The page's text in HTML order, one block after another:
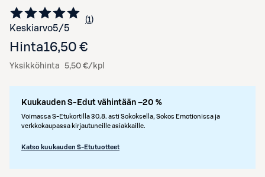
Keskiarvo5/5 Siirry arvioihin
1
kappale
Hinta16,50 €
Yksikköhinta 5,50 €/kpl
Kuukauden S-Edut vähintään –20 %
Voimassa S-Etukortilla 30.8. asti Sokoksella, Sokos Emotionissa ja
verkkokaupassa kirjautuneille asiakkaille.
Katso kuukauden S-Etutuotteet